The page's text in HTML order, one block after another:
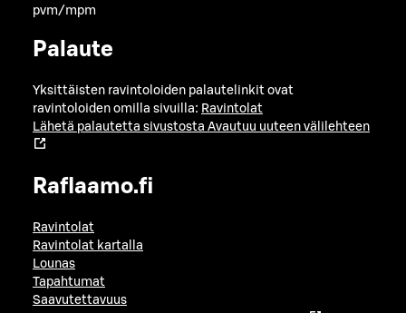
pvm/mpm
Palaute
Yksittäisten ravintoloiden palautelinkit ovat
ravintoloiden omilla sivuilla: Ravintolat
Lähetä palautetta sivustosta Avautuu uuteen välilehteen
Raflaamo.fi
Ravintolat
Ravintolat kartalla
Lounas
Tapahtumat
Saavutettavuus